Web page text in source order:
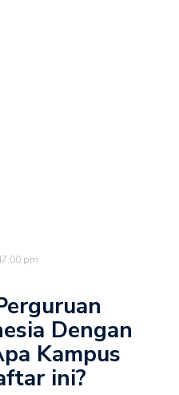
pm
Dengan
Kampus
ini?